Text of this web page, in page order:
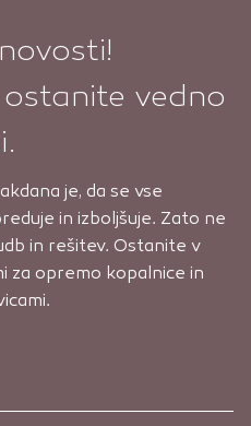
vedno
je, da se vse
in izboljšuje. Zato ne
in rešitev. Ostanite v
za opremo kopalnice in